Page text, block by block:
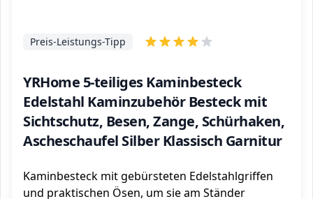
YRHome 5-teiliges Kaminbesteck
Edelstahl Kaminzubehör Besteck mit
Sichtschutz, Besen, Zange, Schürhaken,
Ascheschaufel Silber Klassisch Garnitur
Preis-Leistungs-Tipp
Kaminbesteck mit gebürsteten Edelstahlgriffen
und praktischen Ösen, um sie am Ständer